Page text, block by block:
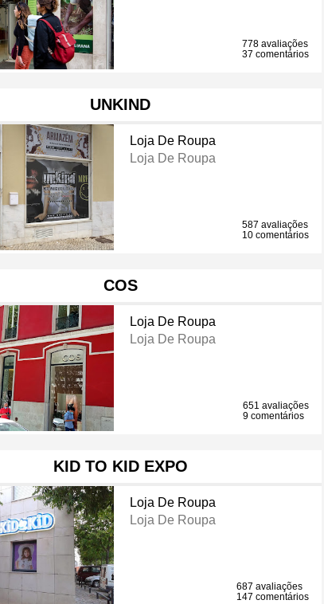
778 avaliações
37 comentários
UNKIND
Loja De Roupa
Loja De Roupa
587 avaliações
10 comentários
COS
Loja De Roupa
Loja De Roupa
651 avaliações
9 comentários
KID TO KID EXPO
Loja De Roupa
Loja De Roupa
687 avaliações
147 comentários